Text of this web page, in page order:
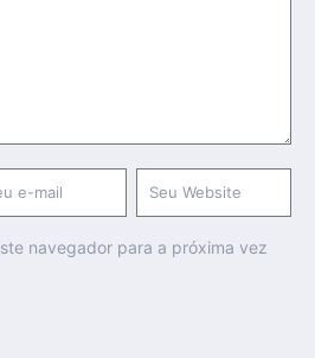
navegador para a próxima vez